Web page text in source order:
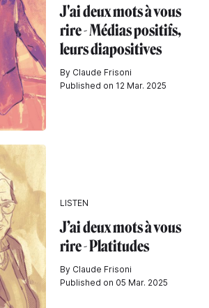
J'ai deux mots à vous
rire - Médias positifs,
leurs diapositives
By Claude Frisoni
Published on 12 Mar. 2025
LISTEN
J’ai deux mots à vous
rire - Platitudes
By Claude Frisoni
Published on 05 Mar. 2025